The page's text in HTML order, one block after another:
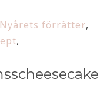
Nyårets förrätter,
,